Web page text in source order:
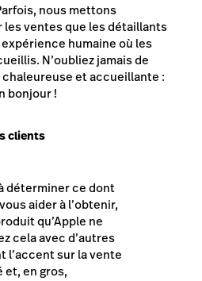
nous mettons
ventes que les détaillants
humaine où les
N’oubliez jamais de
et accueillante :
bonjour !
clients
déterminer ce dont
aider à l’obtenir,
qu’Apple ne
cela avec d’autres
sur la vente
en gros,